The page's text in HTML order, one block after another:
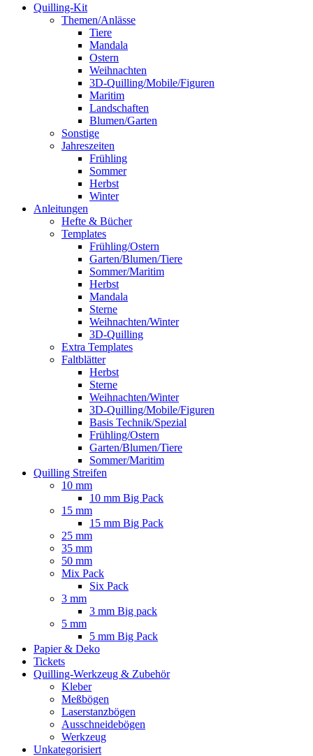
Quilling-Kit
Themen/Anlässe
Tiere
Mandala
Ostern
Weihnachten
3D-Quilling/Mobile/Figuren
Maritim
Landschaften
Blumen/Garten
Sonstige
Jahreszeiten
Frühling
Sommer
Herbst
Winter
Anleitungen
Hefte & Bücher
Templates
Frühling/Ostern
Garten/Blumen/Tiere
Sommer/Maritim
Herbst
Mandala
Sterne
Weihnachten/Winter
3D-Quilling
Extra Templates
Faltblätter
Herbst
Sterne
Weihnachten/Winter
3D-Quilling/Mobile/Figuren
Basis Technik/Spezial
Frühling/Ostern
Garten/Blumen/Tiere
Sommer/Maritim
Quilling Streifen
10 mm
10 mm Big Pack
15 mm
15 mm Big Pack
25 mm
35 mm
50 mm
Mix Pack
Six Pack
3 mm
3 mm Big pack
5 mm
5 mm Big Pack
Papier & Deko
Tickets
Quilling-Werkzeug & Zubehör
Kleber
Meßbögen
Laserstanzbögen
Ausschneidebögen
Werkzeug
Unkategorisiert